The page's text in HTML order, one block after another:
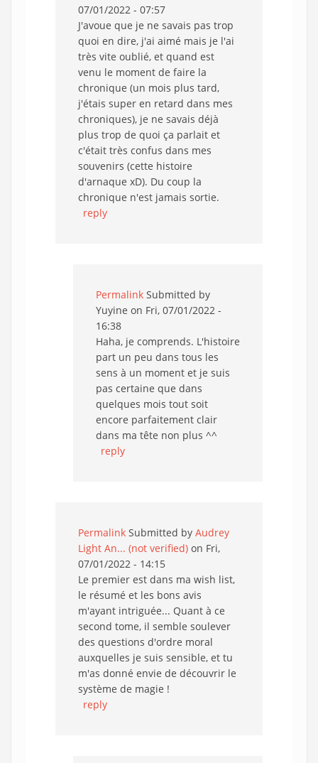
07/01/2022 - 07:57
J'avoue que je ne savais pas trop
quoi en dire, j'ai aimé mais je l'ai
très vite oublié, et quand est
venu le moment de faire la
chronique (un mois plus tard,
j'étais super en retard dans mes
chroniques), je ne savais déjà
plus trop de quoi ça parlait et
c'était très confus dans mes
souvenirs (cette histoire
d'arnaque xD). Du coup la
chronique n'est jamais sortie.
reply
Permalink Submitted by
Yuyine on Fri, 07/01/2022 -
16:38
Haha, je comprends. L'histoire
part un peu dans tous les
sens à un moment et je suis
pas certaine que dans
quelques mois tout soit
encore parfaitement clair
dans ma tête non plus ^^
reply
Permalink Submitted by Audrey
Light An... (not verified) on Fri,
07/01/2022 - 14:15
Le premier est dans ma wish list,
le résumé et les bons avis
m'ayant intriguée... Quant à ce
second tome, il semble soulever
des questions d'ordre moral
auxquelles je suis sensible, et tu
m'as donné envie de découvrir le
système de magie !
reply